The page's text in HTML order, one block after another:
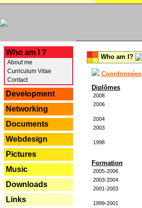
Who am I ?
About me
Curriculum Vitae
Contact
Development
Networking
Documents
Webdesign
Pictures
Music
Downloads
Links
Who am I?
Coordonnées
Diplômes
2008
2006
2004
2003
1998
Formation
2005-2006
2003-2004
2001-2003
1999-2001